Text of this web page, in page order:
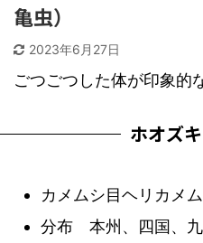
亀虫）
2023年6月27日
ごつごつした体が印象的
ホオズ
カメムシ目ヘリカメ
分布 本州、四国、九